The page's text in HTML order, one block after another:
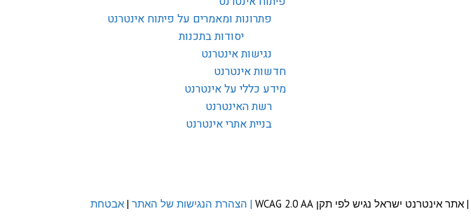
פתרונות ומאמרים על פיתוח אינטרנט
יסודות בתכנות
נגישות אינטרנט
חדשות אינטרנט
מידע כללי על אינטרנט
רשת האינטרנט
בניית אתרי אינטרנט
| אתר אינטרנט ישראל נגיש לפי תקן WCAG 2.0 AA | הצהרת הנגישות של האתר | אבטחת